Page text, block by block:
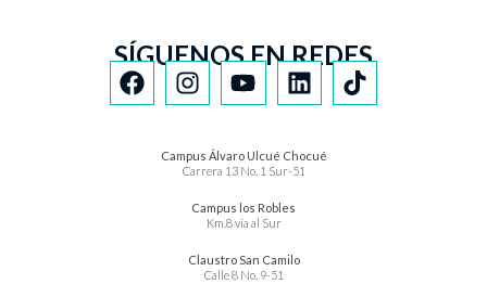
SÍGUENOS EN REDES
Campus Álvaro Ulcué Chocué
Carrera 13 No. 1 Sur-51
Campus los Robles
Km.8 vía al Sur
Claustro San Camilo
Calle 8 No. 9-51